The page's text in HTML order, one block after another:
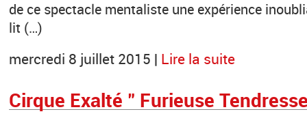
de ce spectacle mentaliste une expérience
lit (…)
mercredi 8 juillet 2015 | Lire la suite
Cirque Exalté " Furieuse